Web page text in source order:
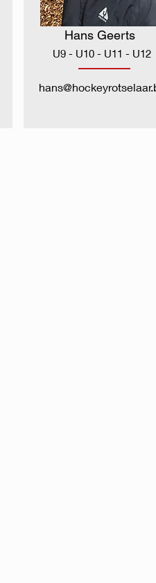
Hans Geerts
U9 - U10 - U11 - U12